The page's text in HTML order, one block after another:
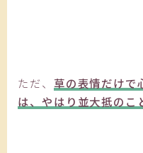
ただ、 草の表情だけで
は、やはり並大抵のこ